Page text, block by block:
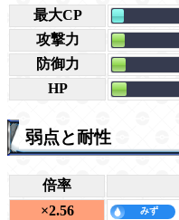
最大CP
攻撃力
防御力
HP
弱点と耐性
倍率
×2.56